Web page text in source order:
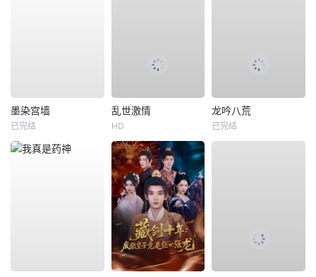
墨染宫墙
已完结
乱世激情
HD
龙吟八荒
已完结